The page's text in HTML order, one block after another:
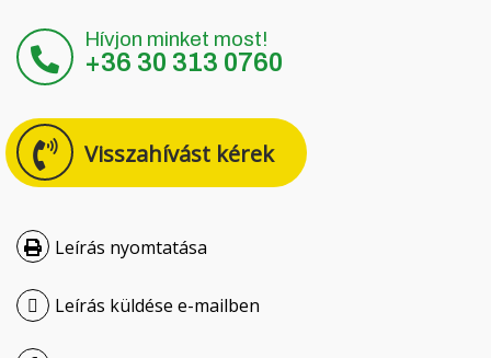
Deutsch
Hrvatski
Čeština
Nederlands
Hívjon minket most!
+36 30 313 0760
Visszahívást kérek
Leírás nyomtatása
Leírás küldése e-mailben